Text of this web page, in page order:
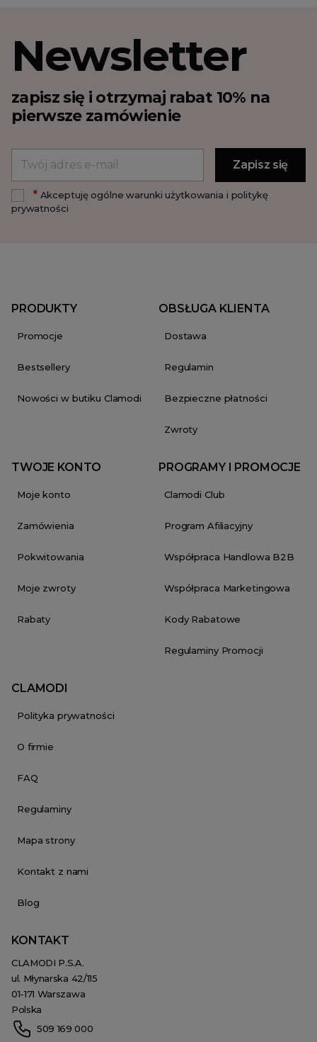
Newsletter
zapisz się i otrzymaj rabat 10% na
pierwsze zamówienie
*Akceptuję ogólne warunki użytkowania i politykę
prywatności
PRODUKTY
Promocje
Bestsellery
Nowości w butiku Clamodi
OBSŁUGA KLIENTA
Dostawa
Regulamin
Bezpieczne płatności
Zwroty
TWOJE KONTO
Moje konto
Zamówienia
Pokwitowania
Moje zwroty
Rabaty
PROGRAMY I PROMOCJE
Clamodi Club
Program Afiliacyjny
Współpraca Handlowa B2B
Współpraca Marketingowa
Kody Rabatowe
Regulaminy Promocji
CLAMODI
Polityka prywatności
O firmie
FAQ
Regulaminy
Mapa strony
Kontakt z nami
Blog
KONTAKT
CLAMODI P.S.A.
ul. Młynarska 42/115
01-171 Warszawa
Polska
509 169 000